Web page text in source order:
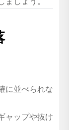
に並べられな
ャップや抜け